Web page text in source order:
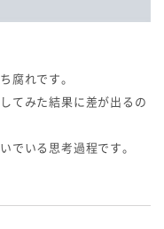
腐れです。
てみた結果に差が出るの
でいる思考過程です。